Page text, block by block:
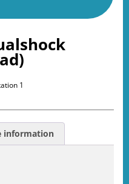
1
information